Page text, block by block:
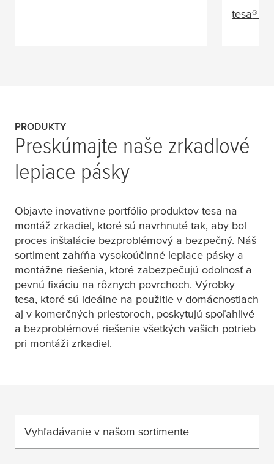
tesa®
PRODUKTY
Preskúmajte naše zrkadlové
lepiace pásky
Objavte inovatívne portfólio produktov tesa na
montáž zrkadiel, ktoré sú navrhnuté tak, aby bol
proces inštalácie bezproblémový a bezpečný. Náš
sortiment zahŕňa vysokoúčinné lepiace pásky a
montážne riešenia, ktoré zabezpečujú odolnosť a
pevnú fixáciu na rôznych povrchoch. Výrobky
tesa, ktoré sú ideálne na použitie v domácnostiach
aj v komerčných priestoroch, poskytujú spoľahlivé
a bezproblémové riešenie všetkých vašich potrieb
pri montáži zrkadiel.
Vyhľadávanie v našom sortimente